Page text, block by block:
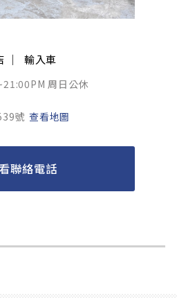
輸入車
周日公休
號 查看地圖
聯絡電話